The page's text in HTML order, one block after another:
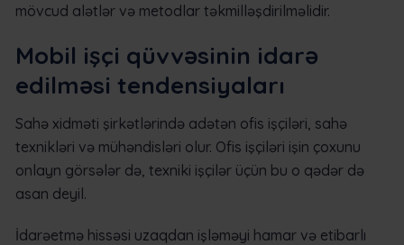
mövcud alətlər və metodlar təkmilləşdirilməlidir.
Mobil işçi qüvvəsinin idarə
edilməsi tendensiyaları
Sahə xidməti şirkətlərində adətən ofis işçiləri, sahə
texnikləri və mühəndisləri olur. Ofis işçiləri işin çoxunu
onlayn görsələr də, texniki işçilər üçün bu o qədər də
asan deyil.
İdarəetmə hissəsi uzaqdan işləməyi hamar və etibarlı